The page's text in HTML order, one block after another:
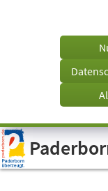
Visuelle
Assistenzsoftware
öffnen.